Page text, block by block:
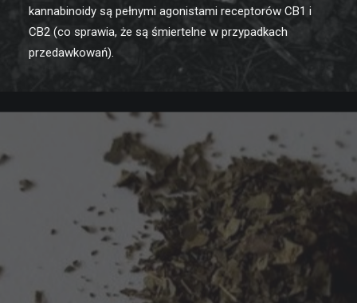
kannabinoidy są pełnymi agonistami receptorów CB1 i
CB2 (co sprawia, że są śmiertelne w przypadkach
przedawkowań).